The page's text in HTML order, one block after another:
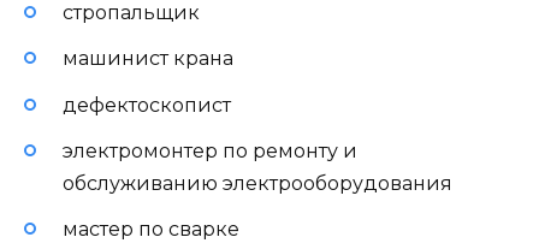
стропальщик
машинист крана
дефектоскопист
электромонтер по ремонту и
обслуживанию электрооборудования
мастер по сварке